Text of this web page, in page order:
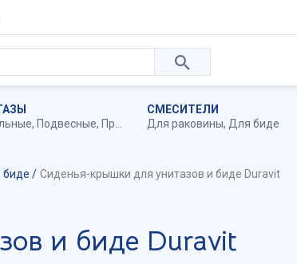
, Подвесные, Приставные
СМЕСИТЕЛИ
Для раковины, Для биде
биде Сиденья-крышки для унитазов и биде Duravit
и биде Duravit